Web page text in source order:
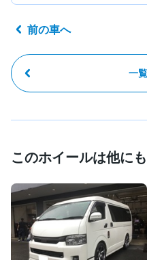
前の車へ
一
このホイールは他に